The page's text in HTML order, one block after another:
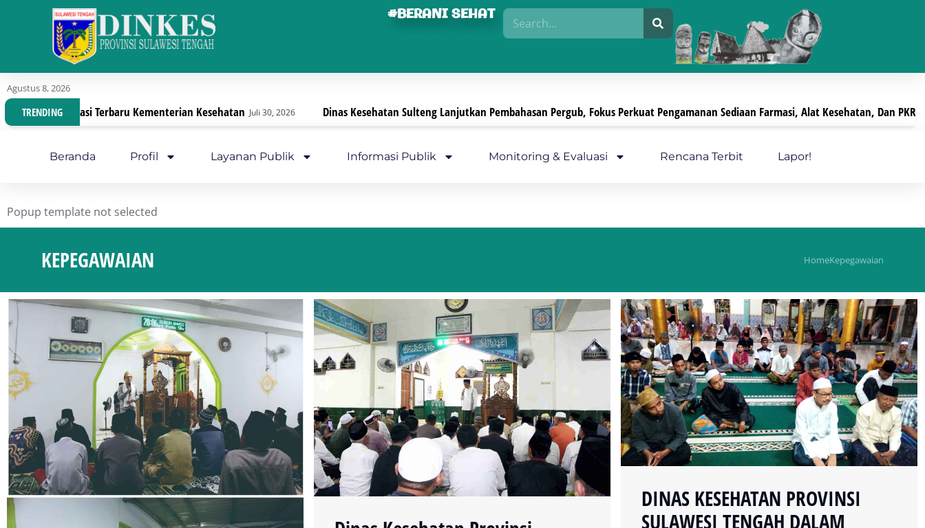
#BERANI SEHAT
Agustus 8, 2026
TRENDING
Regulasi Terbaru Kementerian Kesehatan Juli 30, 2026 Dinas Kesehatan Sulteng Lanjutkan Pembahasan Pergub, Fokus Perkuat Pengamanan Sediaan Farmasi, Alat Kesehatan, Dan PKRT Juli
Beranda Profil Layanan Publik Informasi Publik Monitoring & Evaluasi Rencana Terbit Lapor!
Popup template not selected
KEPEGAWAIAN HomeKepegawaian
DINAS KESEHATAN PROVINSI
SULAWESI TENGAH DALAM